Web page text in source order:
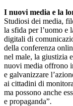
I nuovi media e la
Studiosi dei media,
la sfida per l’uomo e
digitali di
della conferenza
nel male, la giustizia
nuovi media offrono
e galvanizzare
ai cittadini di
ma possono anche
e propaganda”.